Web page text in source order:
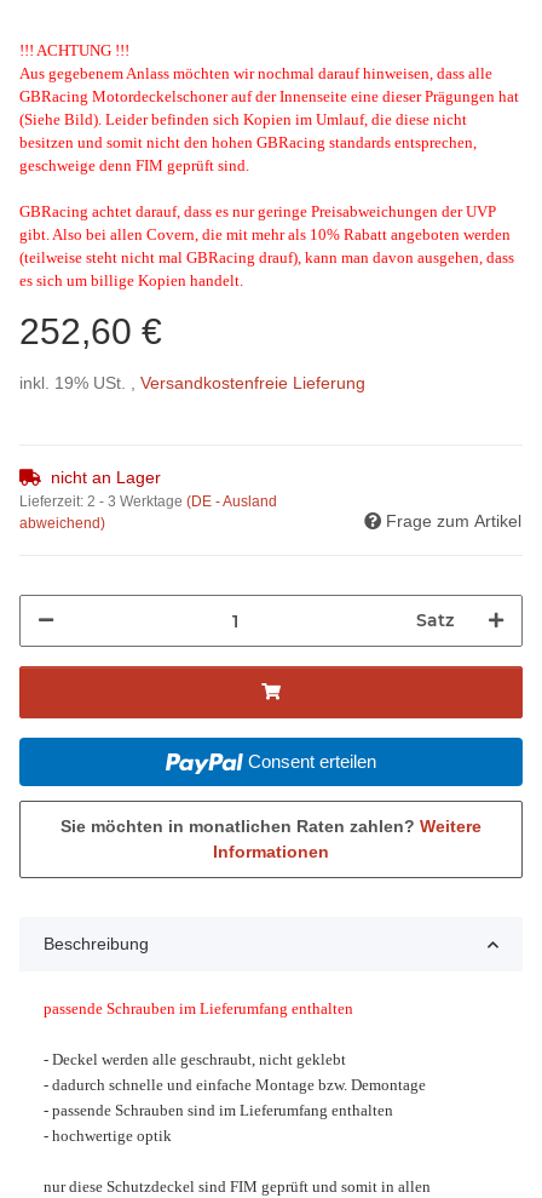
!!! ACHTUNG !!!
Aus gegebenem Anlass möchten wir nochmal darauf hinweisen, dass alle
GBRacing Motordeckelschoner auf der Innenseite eine dieser Prägungen hat
(Siehe Bild). Leider befinden sich Kopien im Umlauf, die diese nicht
besitzen und somit nicht den hohen GBRacing standards entsprechen,
geschweige denn FIM geprüft sind.
GBRacing achtet darauf, dass es nur geringe Preisabweichungen der UVP
gibt. Also bei allen Covern, die mit mehr als 10% Rabatt angeboten werden
(teilweise steht nicht mal GBRacing drauf), kann man davon ausgehen, dass
es sich um billige Kopien handelt.
252,60 €
inkl. 19% USt. , Versandkostenfreie Lieferung
nicht an Lager
Lieferzeit: 2 - 3 Werktage (DE - Ausland
abweichend)
Frage zum Artikel
Satz
Consent erteilen
Sie möchten in monatlichen Raten zahlen? Weitere
Informationen
Beschreibung
passende Schrauben im Lieferumfang enthalten
- Deckel werden alle geschraubt, nicht geklebt
- dadurch schnelle und einfache Montage bzw. Demontage
- passende Schrauben sind im Lieferumfang enthalten
- hochwertige optik
nur diese Schutzdeckel sind FIM geprüft und somit in allen